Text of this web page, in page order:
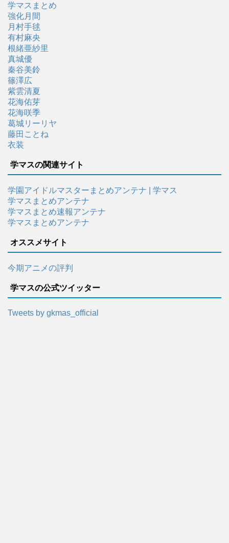
学マスまとめ
強化月間
月村手毬
有村麻央
根緒亜紗里
真城優
秦谷美鈴
篠澤広
紫雲清夏
花海佑芽
花海咲季
葛城リーリヤ
藤田ことね
衣装
学マスの関連サイト
学園アイドルマスターまとめアンテナ | 学マス
学マスまとめアンテナ
学マスまとめ速報アンテナ
学マスまとめアンテナ
オススメサイト
今期アニメの評判
学マスの公式ツイッター
Tweets by gkmas_official